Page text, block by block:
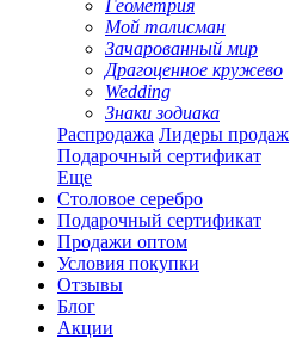
Геометрия
Мой талисман
Зачарованный мир
Драгоценное кружево
Wedding
Знаки зодиака
Распродажа Лидеры продаж
Подарочный сертификат
Еще
Столовое серебро
Подарочный сертификат
Продажи оптом
Условия покупки
Отзывы
Блог
Акции